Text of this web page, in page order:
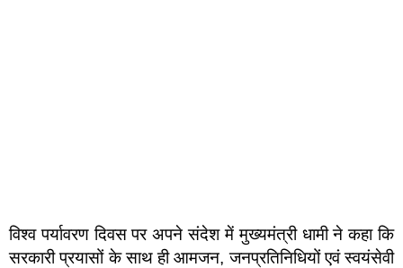
विश्व पर्यावरण दिवस पर अपने संदेश में मुख्यमंत्री धामी ने कहा कि
सरकारी प्रयासों के साथ ही आमजन, जनप्रतिनिधियों एवं स्वयंसेवी